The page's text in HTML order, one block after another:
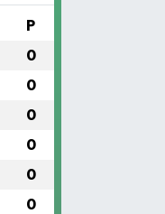
P
0
0
0
0
0
0